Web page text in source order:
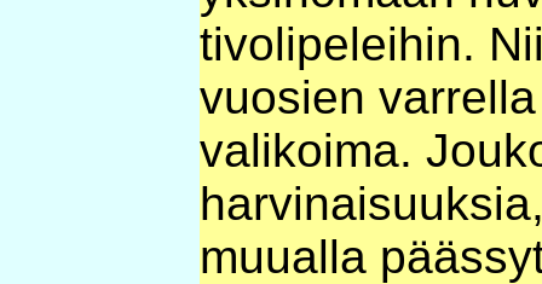
tivolipeleihin.
vuosien
valikoima.
muualla